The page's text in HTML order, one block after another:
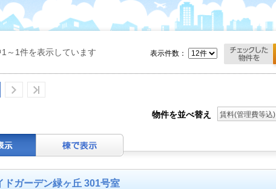
～1件を表示しています 表示件数：
物件を並べ替え 賃料(管理費等込)
ドガーデン緑ヶ丘 301号室